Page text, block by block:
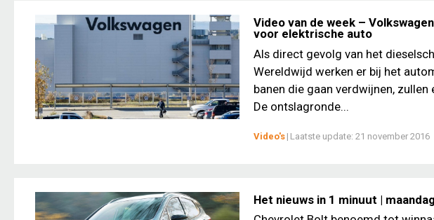
Video van de week –
voor elektrische auto
Als direct gevolg van het
Wereldwijd werken er bij het
banen die gaan verdwijnen,
De ontslagronde...
Video's | Laatste update: 21 november 2016
Het nieuws in 1 minuut |